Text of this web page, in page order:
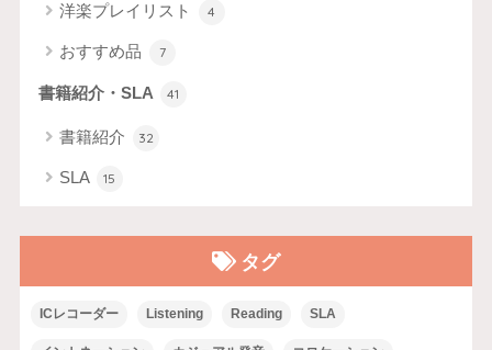
洋楽プレイリスト 4
おすすめ品 7
書籍紹介・SLA 41
書籍紹介 32
SLA 15
タグ
ICレコーダー Listening Reading SLA